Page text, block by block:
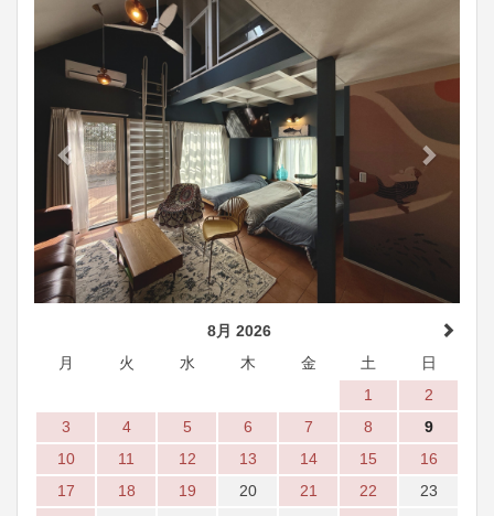
8月 2026
月
火 水 木 金 土
日
1
2
3
4 5 6 7 8
9
10
11 12 13 14 15
16
17
18 19 20 21 22
23